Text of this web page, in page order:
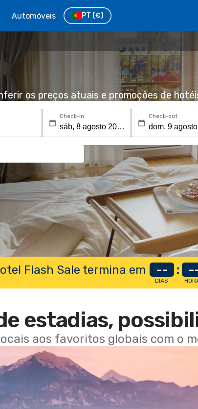
Automóveis PT (€)
os preços atuais e promoções de
Check-in Check-out
Flash Sale termina em --
DIAS
:
estadias,
aos favoritos globais com o